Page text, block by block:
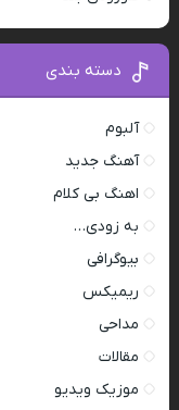
دسته بندی
آلبوم
آهنگ جدید
اهنگ بی کلام
به زودی…
بیوگرافی
ریمیکس
مداحی
مقالات
موزیک ویدیو